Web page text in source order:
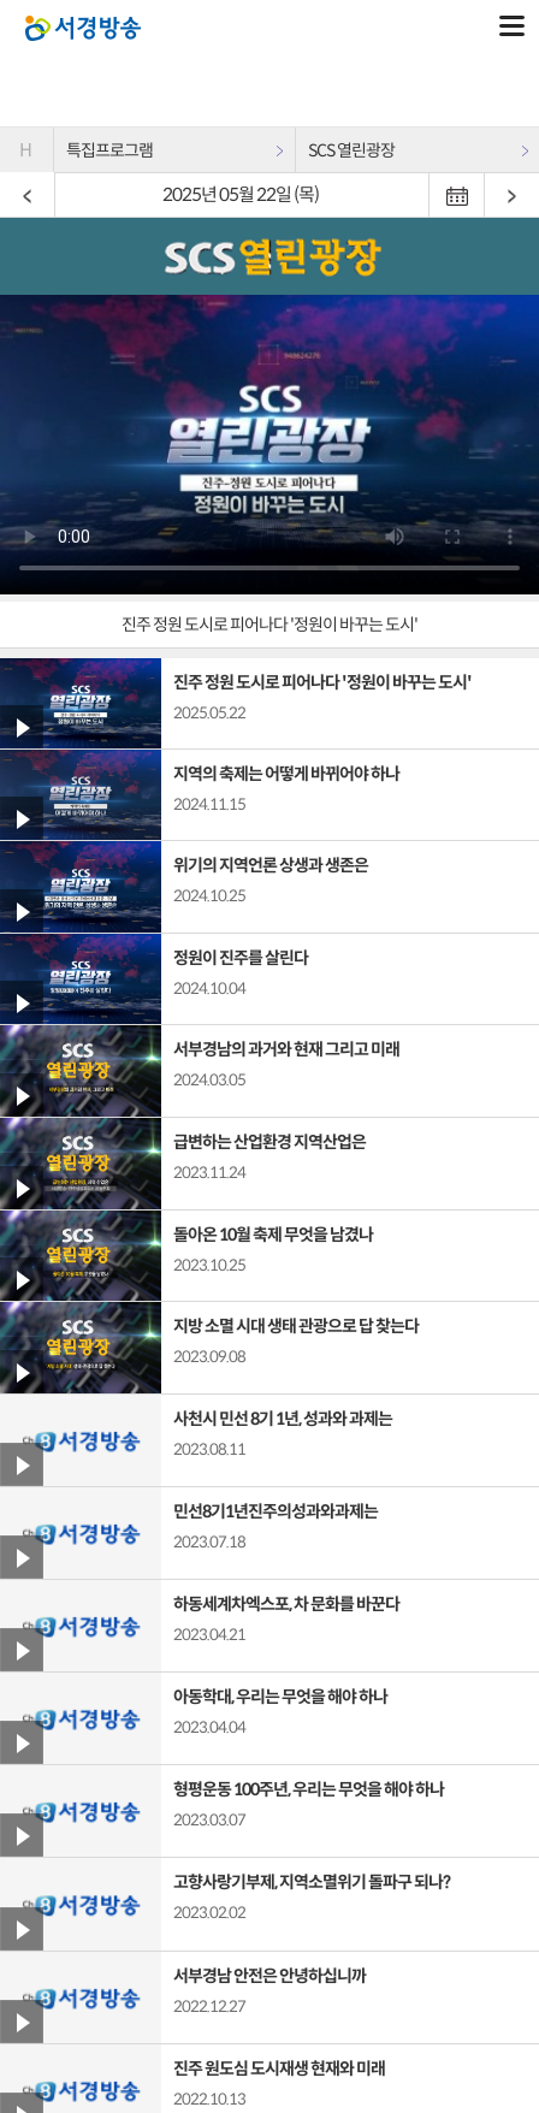
H 특집프로그램 SCS 열린광장
2025년 05월 22일 (목)
진주 정원 도시로 피어나다 '정원이 바꾸는 도시'
진주 정원 도시로 피어나다 '정원이 바꾸는 도시'
2025.05.22
지역의 축제는 어떻게 바뀌어야 하나
2024.11.15
위기의 지역언론 상생과 생존은
2024.10.25
정원이 진주를 살린다
2024.10.04
서부경남의 과거와 현재 그리고 미래
2024.03.05
급변하는 산업환경 지역산업은
2023.11.24
돌아온 10월 축제 무엇을 남겼나
2023.10.25
지방 소멸 시대 생태 관광으로 답 찾는다
2023.09.08
사천시 민선 8기 1년, 성과와 과제는
2023.08.11
민선8기1년진주의성과와과제는
2023.07.18
하동세계차엑스포, 차 문화를 바꾼다
2023.04.21
아동학대, 우리는 무엇을 해야 하나
2023.04.04
형평운동 100주년, 우리는 무엇을 해야 하나
2023.03.07
고향사랑기부제, 지역소멸위기 돌파구 되나?
2023.02.02
서부경남 안전은 안녕하십니까
2022.12.27
진주 원도심 도시재생 현재와 미래
2022.10.13